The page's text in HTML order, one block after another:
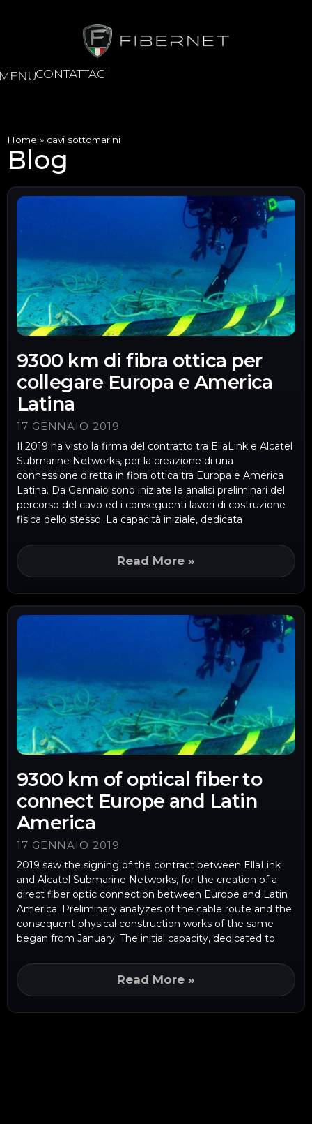
CONTATTACI
Home » cavi sottomarini
Blog
9300 km di fibra ottica per
collegare Europa e America
Latina
17 GENNAIO 2019
Il 2019 ha visto la firma del contratto tra EllaLink e Alcatel
Submarine Networks, per la creazione di una
connessione diretta in fibra ottica tra Europa e America
Latina. Da Gennaio sono iniziate le analisi preliminari del
percorso del cavo ed i conseguenti lavori di costruzione
fisica dello stesso. La capacità iniziale, dedicata
Read More »
9300 km of optical fiber to
connect Europe and Latin
America
17 GENNAIO 2019
2019 saw the signing of the contract between EllaLink
and Alcatel Submarine Networks, for the creation of a
direct fiber optic connection between Europe and Latin
America. Preliminary analyzes of the cable route and the
consequent physical construction works of the same
began from January. The initial capacity, dedicated to
Read More »